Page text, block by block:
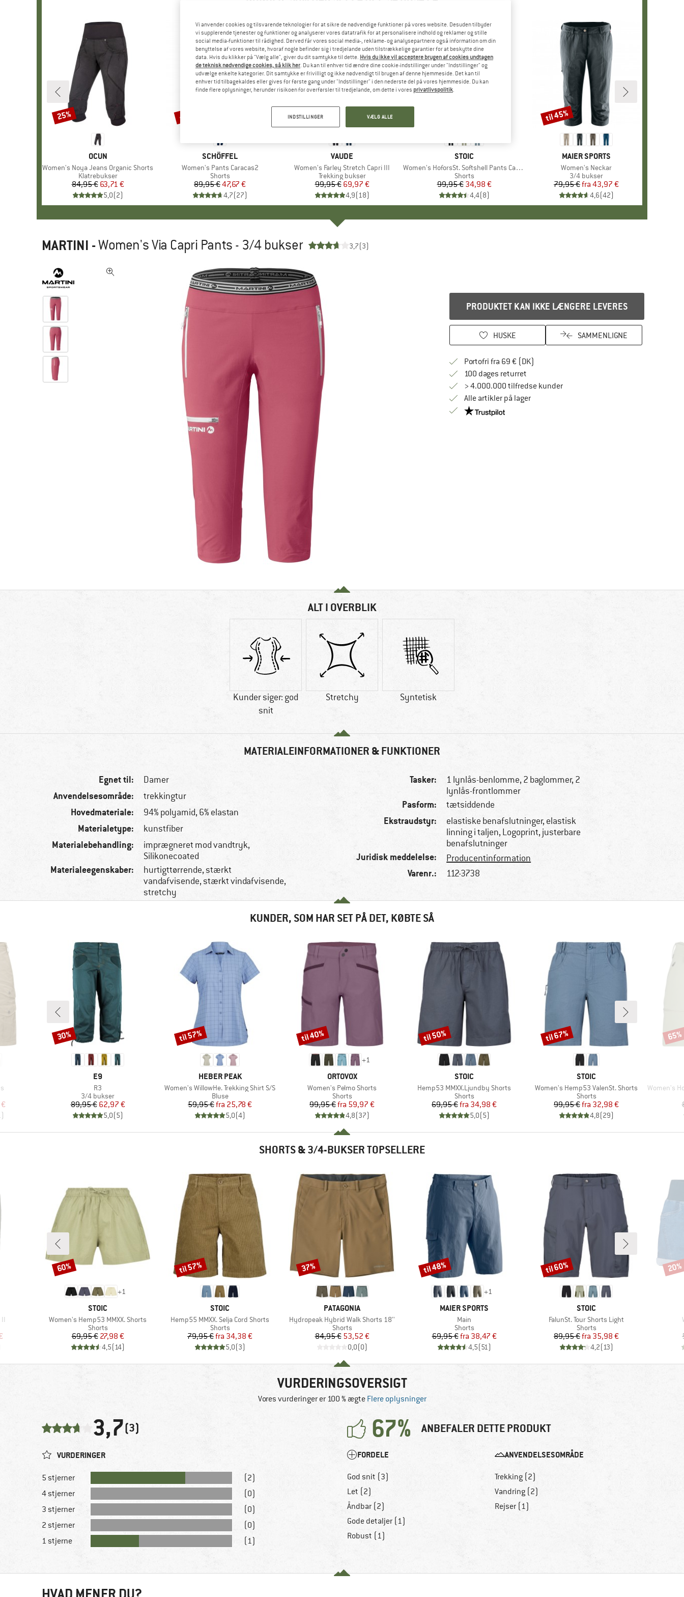
MÆRKE
OCUN
Artikel
Women's Noya Jeans Organic Shorts
Produktgruppe
Klatrebukser
Pris
84,95 €Nedsat pris
63,71 €
5,0(2)
Rabat
25%
MÆRKE
SCHÖFFEL
Artikel
Women's Pants Caracas2
Produktgruppe
Shorts
Pris
89,95 €Nedsat pris
47,67 €
4,7(27)
Rabat
47%
MÆRKE
VAUDE
Artikel
Women's Farley Stretch Capri III
Produktgruppe
Trekking bukser
Pris
99,95 € Nedsat pris
69,97 €
4,9(18)
Rabat
30%
MÆRKE
STOIC
Artikel
Women's HoforsSt. Softshell Pants Capri Light
Produktgruppe
Shorts
Pris
99,95 € Nedsat pris
34,98 €
4,4(8)
MÆRKE
MAIER SPORTS
Artikel
Women's Neckar
Produktgruppe
3/4 bukser
Pris
79,95 € Nedsat pris
fra 43,97 €
4,6(42)
Rabat
til 45%
MARTINI -Women's Via Capri Pants - 3/4 bukser 3,7(3)
PRODUKTET KAN IKKE LÆNGERE LEVERES
HUSKE SAMMENLIGNE
Portofri fra 69 € (DK)
100 dages returretGå til returretten her Åbnes i en infoboks
> 4.000.000 tilfredse kunder
Alle artikler på lager
Vi er Trustpilot-certificeret - oplysningerne får du
ALT I OVERBLIK
Kunder siger: god
snit
Stretchy Syntetisk
MATERIALEINFORMATIONER & FUNKTIONER
Egnet til: Damer
Anvendelsesområde: trekkingtur
Hovedmateriale: 94% polyamid, 6% elastan
Materialetype: kunstfiber
Materialebehandling:
imprægneret mod vandtryk,
Silikonecoated
Materialeegenskaber:
hurtigttørrende, stærkt
vandafvisende, stærkt vindafvisende,
stretchy
Tasker:
1 lynlås-benlomme, 2 baglommer, 2
lynlås-frontlommer
Pasform: tætsiddende
Ekstraudstyr:
elastiske benafslutninger, elastisk
linning i taljen, Logoprint, justerbare
benafslutninger
Juridisk meddelelse: Producentinformation
Varenr.: 112-3738
KUNDER, SOM HAR SET PÅ DET, KØBTE SÅ
)
MÆRKE
E9
Artikel
R3
Produktgruppe
3/4 bukser
Pris
89,95 €Nedsat pris
62,97 €
5,0(5)
Rabat
30%
MÆRKE
HEBER PEAK
Artikel
Women's WillowHe. Trekking Shirt S/S
Produktgruppe
Bluse
Pris
59,95 € Nedsat pris
fra 25,78 €
5,0(4)
Rabat
til 57%
+1
MÆRKE
ORTOVOX
Artikel
Women's Pelmo Shorts
Produktgruppe
Shorts
Pris
99,95 € Nedsat pris
fra 59,97 €
4,8(37)
Rabat
til 40%
MÆRKE
STOIC
Artikel
Hemp53 MMXX.Ljundby Shorts
Produktgruppe
Shorts
Pris
69,95 € Nedsat pris
fra 34,98 €
5,0(5)
Rabat
til 50%
MÆRKE
STOIC
Artikel
Women's Hemp53 ValenSt. Shorts
Produktgruppe
Shorts
Pris
99,95 € Nedsat pris
fra 32,98 €
4,8(29)
Rabat
til 67%
Artikel
Women's
Rabat
65%
SHORTS & 3/4-BUKSER TOPSELLERE
+1
MÆRKE
STOIC
Artikel
Women's Hemp53 MMXX. Shorts
Produktgruppe
Shorts
Pris
69,95 €Nedsat pris
27,98 €
4,5(14)
Rabat
60%
MÆRKE
STOIC
Artikel
Hemp55 MMXX. Selja Cord Shorts
Produktgruppe
Shorts
Pris
79,95 € Nedsat pris
fra 34,38 €
5,0(3)
Rabat
til 57%
MÆRKE
PATAGONIA
Artikel
Hydropeak Hybrid Walk Shorts 18''
Produktgruppe
Shorts
Pris
84,95 €Nedsat pris
53,52 €
0,0(0)
Rabat
37%
+1
MÆRKE
MAIER SPORTS
Artikel
Main
Produktgruppe
Shorts
Pris
69,95 € Nedsat pris
fra 38,47 €
4,5(51)
Rabat
til 48%
MÆRKE
STOIC
Artikel
FalunSt. Tour Shorts Light
Produktgruppe
Shorts
Pris
89,95 € Nedsat pris
fra 35,98 €
4,2(13)
Rabat
til 60% Rabat
20%
VURDERINGSOVERSIGT
Vores vurderinger er 100 % ægte Flere oplysninger
3,7(3) 67% ANBEFALER DETTE PRODUKT
VURDERINGER
5 stjerner
(2)
4 stjerner
(0)
3 stjerner
(0)
2 stjerner
(0)
1 stjerne
(1)
FORDELE
God snit (3)
Let (2)
Åndbar (2)
Gode detaljer (1)
Robust (1)
ANVENDELSESOMRÅDE
Trekking (2)
Vandring (2)
Rejser (1)
Vi anvender cookies og tilsvarende teknologier for at sikre de nødvendige funktioner på vores website. Desuden tilbyder
vi supplerende tjenester og funktioner og analyserer vores datatrafik for at personalisere indhold og reklamer og stille
social media-funktioner til rådighed. Derved får vores social media-, reklame- og analysepartnere også information om din
benyttelse af vores website, hvoraf nogle befinder sig i tredjelande uden tilstrækkelige garantier for at beskytte dine
data. Hvis du klikker på "Vælg alle", giver du dit samtykke til dette. Hvis du ikke vil acceptere brugen af cookies undtagen
de teknisk nødvendige cookies, så klik her. Du kan til enhver tid ændre dine cookie-indstillinger under "Indstillinger" og
udvælge enkelte kategorier. Dit samtykke er frivilligt og ikke nødvendigt til brugen af denne hjemmeside. Det kan til
enhver tid tilbagekaldes eller gives for første gang under "Indstillinger" i den nederste del på vores hjemmeside. Du kan
finde flere oplysninger, herunder risikoen for overførsler til tredjelande, om dette i vores privatlivspolitik.
INDSTILLINGER VÆLG ALLE